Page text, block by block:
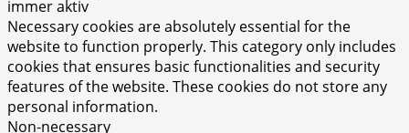
immer aktiv
Necessary cookies are absolutely essential for the
website to function properly. This category only includes
cookies that ensures basic functionalities and security
features of the website. These cookies do not store any
personal information.
Non-necessary